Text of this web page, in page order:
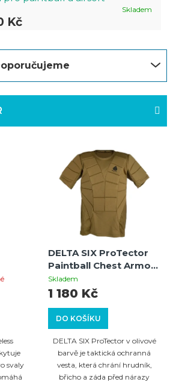
Skladem
Kč
- L
svaly
DELTA SIX ProTector
Paintball Chest Armor
(Olive) L/XL – taktická
ochranná vesta pro
Skladem
DO KOŠÍKU
1 180 Kč
DELTA SIX ProTector v olivové
barvě je taktická ochranná
vesta, která chrání hrudník,
břicho a záda před nárazy